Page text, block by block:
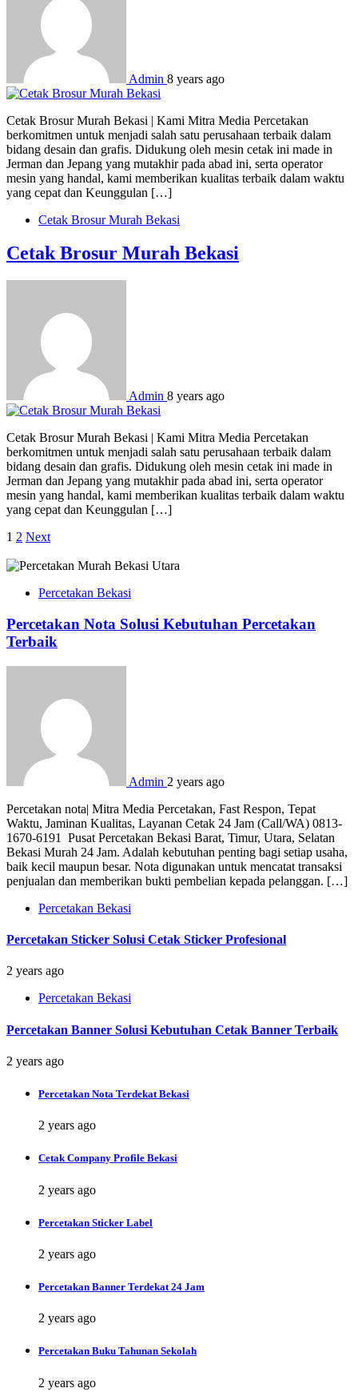
Admin 8 years ago
Cetak Brosur Murah Bekasi | Kami Mitra Media Percetakan
berkomitmen untuk menjadi salah satu perusahaan terbaik dalam
bidang desain dan grafis. Didukung oleh mesin cetak ini made in
Jerman dan Jepang yang mutakhir pada abad ini, serta operator
mesin yang handal, kami memberikan kualitas terbaik dalam waktu
yang cepat dan Keunggulan […]
Cetak Brosur Murah Bekasi
Cetak Brosur Murah Bekasi
Admin 8 years ago
Cetak Brosur Murah Bekasi | Kami Mitra Media Percetakan
berkomitmen untuk menjadi salah satu perusahaan terbaik dalam
bidang desain dan grafis. Didukung oleh mesin cetak ini made in
Jerman dan Jepang yang mutakhir pada abad ini, serta operator
mesin yang handal, kami memberikan kualitas terbaik dalam waktu
yang cepat dan Keunggulan […]
Posts
pagination
1 2 Next
Percetakan Bekasi
Percetakan Nota Solusi Kebutuhan Percetakan
Terbaik
Admin 2 years ago
Percetakan nota| Mitra Media Percetakan, Fast Respon, Tepat
Waktu, Jaminan Kualitas, Layanan Cetak 24 Jam (Call/WA) 0813-
1670-6191 Pusat Percetakan Bekasi Barat, Timur, Utara, Selatan
Bekasi Murah 24 Jam. Adalah kebutuhan penting bagi setiap usaha,
baik kecil maupun besar. Nota digunakan untuk mencatat transaksi
penjualan dan memberikan bukti pembelian kepada pelanggan. […]
Percetakan Bekasi
Percetakan Sticker Solusi Cetak Sticker Profesional
2 years ago
Percetakan Bekasi
Percetakan Banner Solusi Kebutuhan Cetak Banner Terbaik
2 years ago
Percetakan Nota Terdekat Bekasi
2 years ago
Cetak Company Profile Bekasi
2 years ago
Percetakan Sticker Label
2 years ago
Percetakan Banner Terdekat 24 Jam
2 years ago
Percetakan Buku Tahunan Sekolah
2 years ago